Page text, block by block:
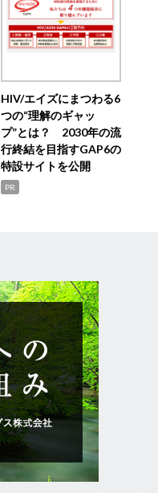
HIV/エイズにまつわる6
つの“理解のギャッ
プ”とは？ 2030年の流
行終結を目指すGAP6の
特設サイトを公開
PR